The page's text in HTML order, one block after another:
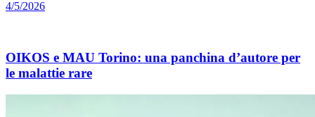
4/5/2026
OIKOS e MAU Torino: una panchina d’autore per
le malattie rare